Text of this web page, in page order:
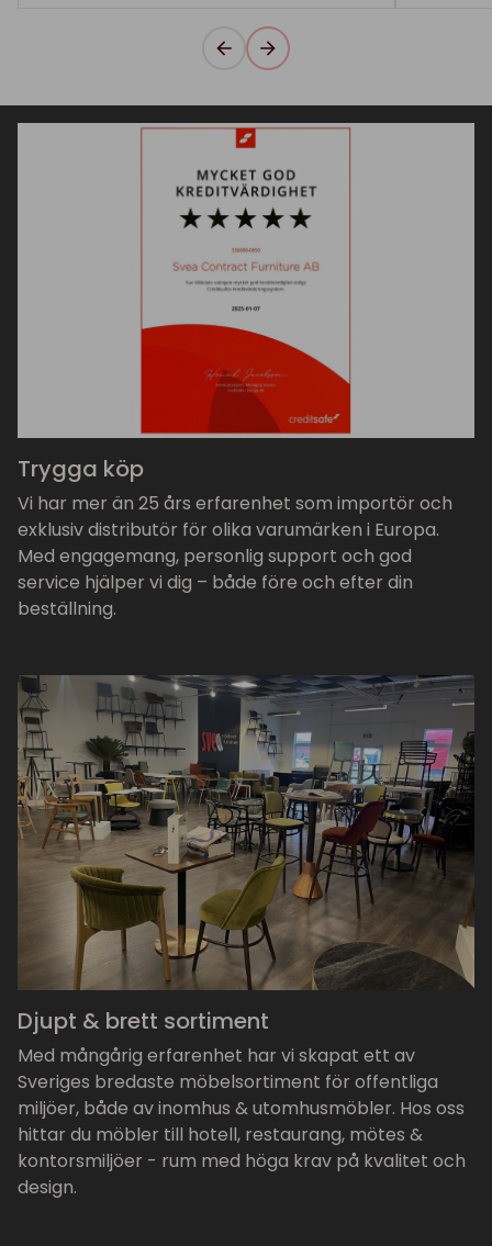
Trygga köp
Vi har mer än 25 års erfarenhet som importör och
exklusiv distributör för olika varumärken i Europa.
Med engagemang, personlig support och god
service hjälper vi dig – både före och efter din
beställning.
Djupt & brett sortiment
Med mångårig erfarenhet har vi skapat ett av
Sveriges bredaste möbelsortiment för offentliga
miljöer, både av inomhus & utomhusmöbler. Hos oss
hittar du möbler till hotell, restaurang, mötes &
kontorsmiljöer - rum med höga krav på kvalitet och
design.